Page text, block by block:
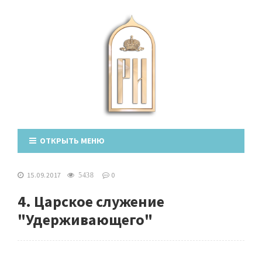
ОТКРЫТЬ МЕНЮ
15.09.2017 5438 0
4. Царское служение
"Удерживающего"